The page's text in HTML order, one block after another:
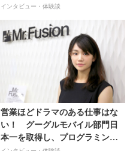
ん】
インタビュー・体験談
営業ほどドラマのある仕事はな
い！ グーグルモバイル部門日
本一を取得し、プログラミング